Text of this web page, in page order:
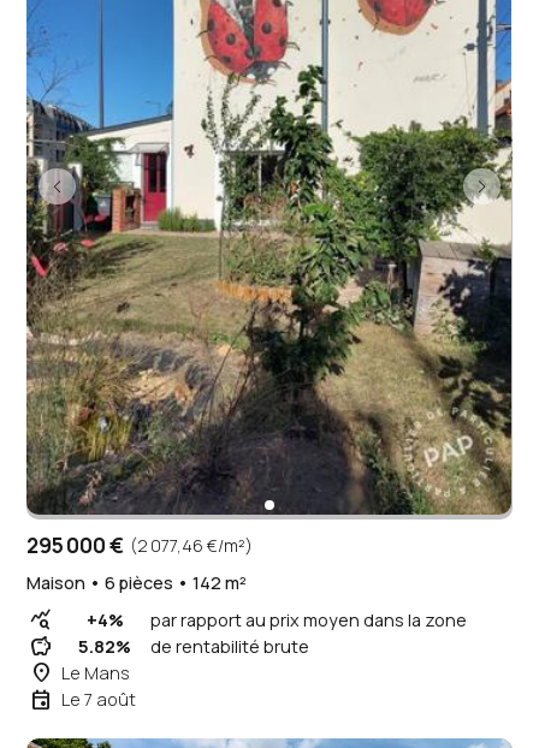
295 000 € (2 077,46 €/m²)
Maison • 6 pièces • 142 m²
query_stats +4% par rapport au prix moyen dans la zone
savings 5.82% de rentabilité brute
place Le Mans
event Le 7 août